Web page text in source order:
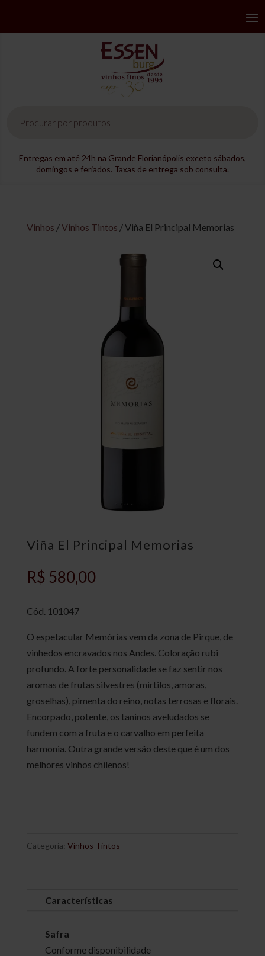
produtos
Entregas em até 24h na Grande Florianópolis exceto sábados,
domingos e feriados. Taxas de entrega sob consulta.
Vinhos /Vinhos Tintos / Viña El Principal Memorias
Viña El Principal Memorias
R$ 580,00
Cód. 101047
O espetacular Memórias vem da zona de Pirque, de
vinhedos encravados nos Andes. Coloração rubi
profundo. A forte personalidade se faz sentir nos
aromas de frutas silvestres (mirtilos, amoras,
groselhas), pimenta do reino, notas terrosas e florais.
Encorpado, potente, os taninos aveludados se
fundem com a fruta e o carvalho em perfeita
harmonia. Outra grande versão deste que é um dos
melhores vinhos chilenos!
Categoria: Vinhos Tintos
Características
Safra
Conforme disponibilidade